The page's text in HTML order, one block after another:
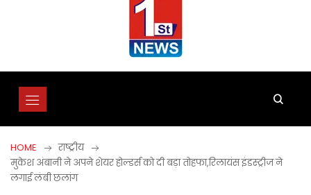
HOME
राष्ट्रीय
मुकेश अंबानी ने अपने शेयर होल्डर्स को दी बड़ा तोहफा,रिलायंस इंडस्ट्रीज ने
लगाई लंबी छलांग